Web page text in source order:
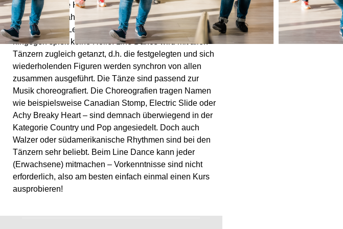
Der Line-Dance Kurs eignet sich für jeden, der zwei Füße
hat und auf 8 zählen kann. Weitere Voraussetzungen sind
die Freude am Lernen und Lust aufs Tanzen, das Alter
hingegen spielt keine Rolle. Line Dance wird mit allen
Tänzern zugleich getanzt, d.h. die festgelegten und sich
wiederholenden Figuren werden synchron von allen
zusammen ausgeführt. Die Tänze sind passend zur
Musik choreografiert. Die Choreografien tragen Namen
wie beispielsweise Canadian Stomp, Electric Slide oder
Achy Breaky Heart – sind demnach überwiegend in der
Kategorie Country und Pop angesiedelt. Doch auch
Walzer oder südamerikanische Rhythmen sind bei den
Tänzern sehr beliebt. Beim Line Dance kann jeder
(Erwachsene) mitmachen – Vorkenntnisse sind nicht
erforderlich, also am besten einfach einmal einen Kurs
ausprobieren!